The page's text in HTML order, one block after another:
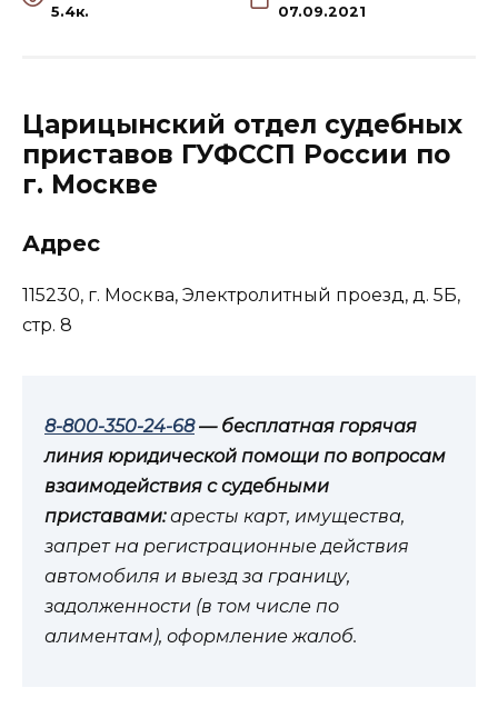
5.4к. 07.09.2021
Царицынский отдел судебных
приставов ГУФССП России по
г. Москве
Адрес
115230, г. Москва, Электролитный проезд, д. 5Б,
стр. 8
8-800-350-24-68— бесплатная горячая
линия юридической помощи по вопросам
взаимодействия с судебными
приставами:аресты карт, имущества,
запрет на регистрационные действия
автомобиля и выезд за границу,
задолженности (в том числе по
алиментам), оформление жалоб.